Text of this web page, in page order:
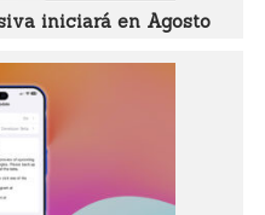
iniciará en Agosto